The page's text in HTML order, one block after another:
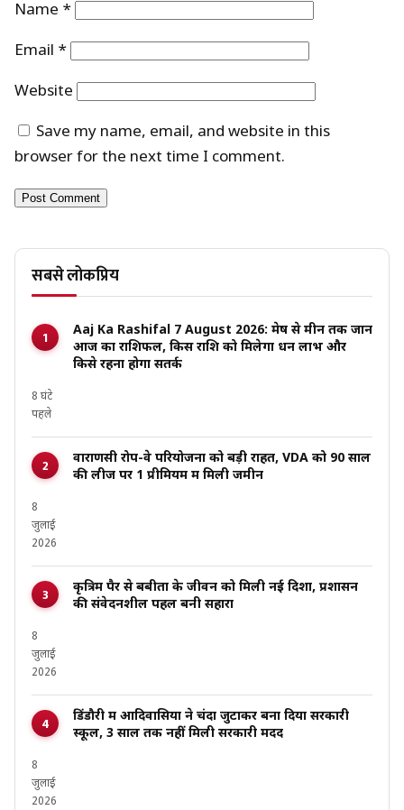
Name *
Email *
Website
Save my name, email, and website in this
browser for the next time I comment.
सबसे लोकप्रिय
Aaj Ka Rashifal 7 August 2026: मेष से मीन तक जानें
आज का राशिफल, किस राशि को मिलेगा धन लाभ और
किसे रहना होगा सतर्क
8 घंटे
पहले
वाराणसी रोप-वे परियोजना को बड़ी राहत, VDA को 90 साल
की लीज पर ₹1 प्रीमियम में मिली जमीन
8
जुलाई
2026
कृत्रिम पैर से बबीता के जीवन को मिली नई दिशा, प्रशासन
की संवेदनशील पहल बनी सहारा
8
जुलाई
2026
डिंडौरी में आदिवासियों ने चंदा जुटाकर बना दिया सरकारी
स्कूल, 3 साल तक नहीं मिली सरकारी मदद
8
जुलाई
2026